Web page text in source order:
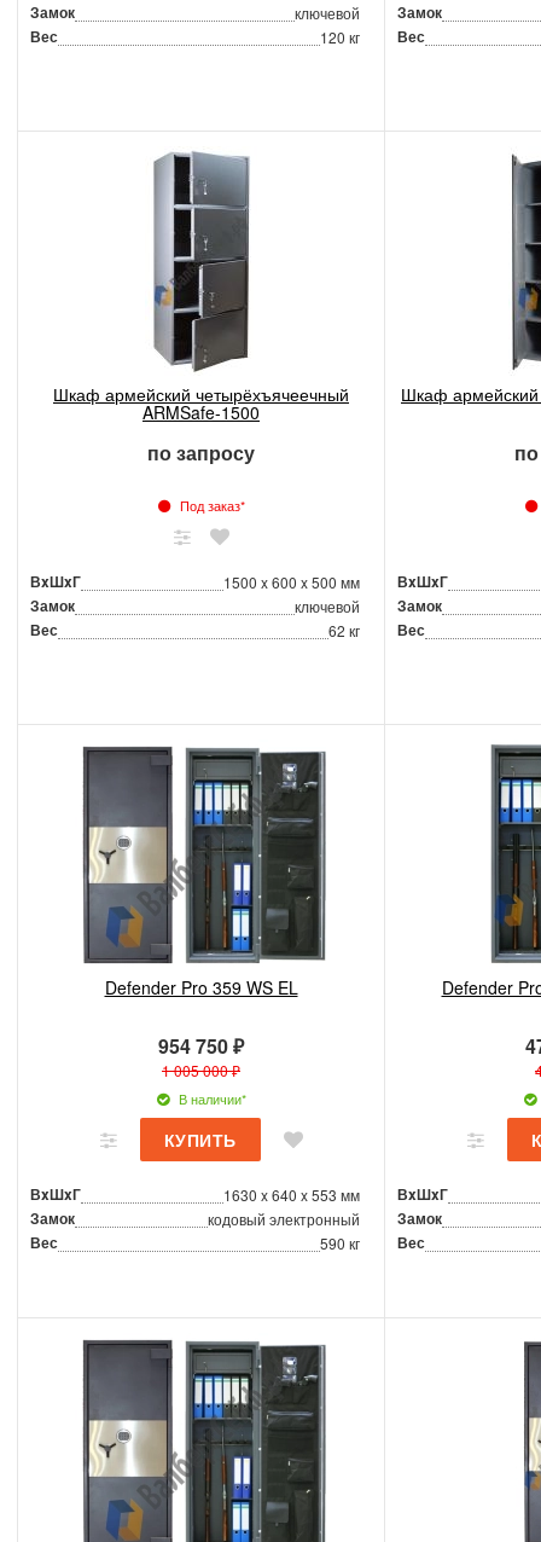
Замок ключевой
Вес 120 кг
Замок
Вес
Шкаф армейский четырёхъячеечный
ARMSafe-1500
по запросу
Под заказ*
ВxШxГ 1500 x 600 x 500 мм
Замок ключевой
Вес 62 кг
Шкаф
ВxШxГ
Замок
Вес
Defender Pro 359 WS EL
954 750 ₽
1 005 000 ₽
В наличии*
ВxШxГ 1630 x 640 x 553 мм
Замок кодовый электронный
Вес 590 кг
Defender
ВxШxГ
Замок
Вес